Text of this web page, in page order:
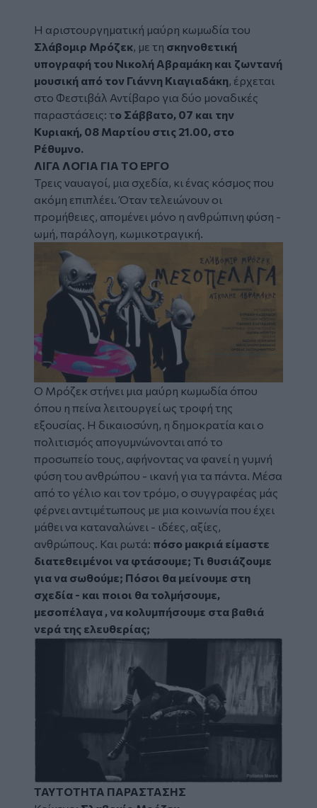
H αριστουργηματική μαύρη κωμωδία του
Σλάβομιρ Μρόζεκ, με τη σκηνοθετική
υπογραφή του Νικολή Αβραμάκη και ζωντανή
μουσική από τον Γιάννη Κιαγιαδάκη, έρχεται
στο Φεστιβάλ Αντίβαρο για δύο μοναδικές
παραστάσεις: το Σάββατο, 07 και την
Κυριακή, 08 Μαρτίου στις 21.00, στο
Ρέθυμνο.
ΛΙΓΑ ΛΟΓΙΑ ΓΙΑ ΤΟ ΈΡΓΟ
Τρεις ναυαγοί, μια σχεδία, κι ένας κόσμος που
ακόμη επιπλέει. Όταν τελειώνουν οι
προμήθειες, απομένει μόνο η ανθρώπινη φύση -
ωμή, παράλογη, κωμικοτραγική.
Image
Ο Μρόζεκ στήνει μια μαύρη κωμωδία όπου
όπου η πείνα λειτουργεί ως τροφή της
εξουσίας. Η δικαιοσύνη, η δημοκρατία και ο
πολιτισμός απογυμνώνονται από το
προσωπείο τους, αφήνοντας να φανεί η γυμνή
φύση του ανθρώπου - ικανή για τα πάντα. Μέσα
από το γέλιο και τον τρόμο, ο συγγραφέας μάς
φέρνει αντιμέτωπους με μια κοινωνία που έχει
μάθει να καταναλώνει - ιδέες, αξίες,
ανθρώπους. Και ρωτά: πόσο μακριά είμαστε
διατεθειμένοι να φτάσουμε; Τι θυσιάζουμε
για να σωθούμε; Πόσοι θα μείνουμε στη
σχεδία - και ποιοι θα τολμήσουμε,
μεσοπέλαγα , να κολυμπήσουμε στα βαθιά
νερά της ελευθερίας;
ΤΑΥΤΟΤΗΤΑ ΠΑΡΑΣΤΑΣΗΣ